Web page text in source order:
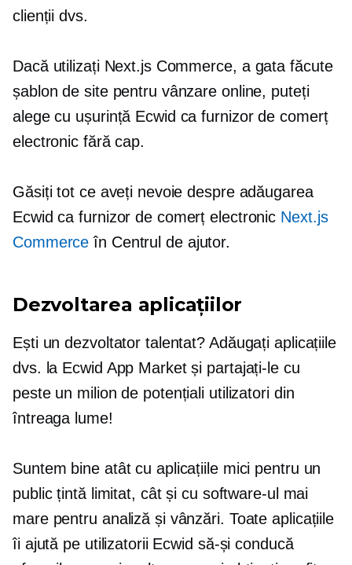
clienții dvs.
Dacă utilizați Next.js Commerce, a gata făcute
șablon de site pentru vânzare online, puteți
alege cu ușurință Ecwid ca furnizor de comerț
electronic fără cap.
Găsiți tot ce aveți nevoie despre adăugarea
Ecwid ca furnizor de comerț electronic Next.js
Commerce în Centrul de ajutor.
Dezvoltarea aplicațiilor
Ești un dezvoltator talentat? Adăugați aplicațiile
dvs. la Ecwid App Market și partajați-le cu
peste un milion de potențiali utilizatori din
întreaga lume!
Suntem bine atât cu aplicațiile mici pentru un
public țintă limitat, cât și cu software-ul mai
mare pentru analiză și vânzări. Toate aplicațiile
îi ajută pe utilizatorii Ecwid să-și conducă